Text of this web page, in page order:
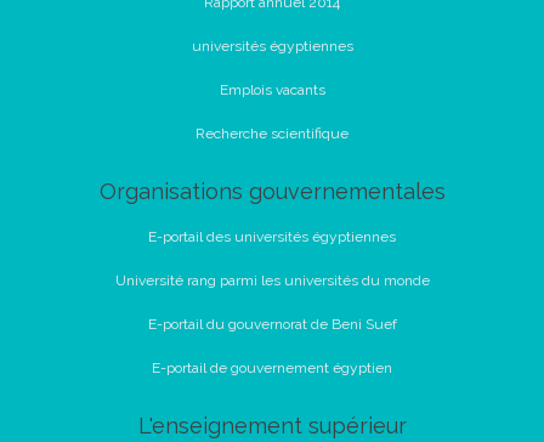
universités égyptiennes
Emplois vacants
Recherche scientifique
Organisations gouvernementales
E-portail des universités égyptiennes
Université rang parmi les universités du monde
E-portail du gouvernorat de Beni Suef
E-portail de gouvernement égyptien
L'enseignement supérieur